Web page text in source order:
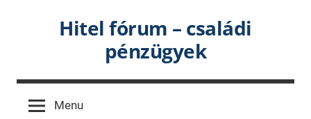
Hitel fórum – családi
pénzügyek
Menu